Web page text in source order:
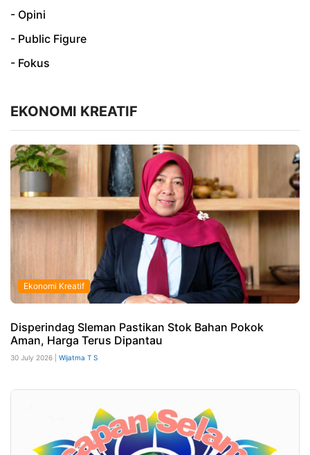
- Opini
- Public Figure
- Fokus
EKONOMI KREATIF
Ekonomi Kreatif
Disperindag Sleman Pastikan Stok Bahan Pokok
Aman, Harga Terus Dipantau
30 July 2026 | Wijatma T S